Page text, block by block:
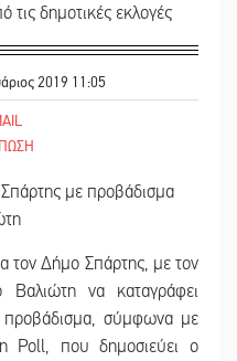
τις δημοτικές εκλογές
2019 11:05
τον Δήμο Σπάρτης, με τον
Βαλιώτη να καταγράφει
σύμφωνα με
Poll, που δημοσιεύει ο